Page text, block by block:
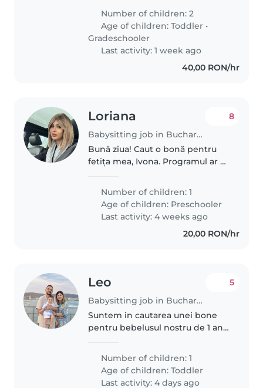
They only speak Portuguese, but
my older son knows how to use
ChatGPT to help with..
Number of children: 2
Age of children:Toddler •
Gradeschooler
Last activity: 1 week ago
40,00 RON/hr
Loriana
Babysitting job in Bucharest
8
Bună ziua! Caut o bonă pentru
fetița mea, Ivona. Programul ar fi
07:30 și 13:30. Responsabilitățile
sunt simple: * să o scoată puțin în
parc; *..
Number of children: 1
Age of children: Preschooler
Last activity: 4 weeks ago
20,00 RON/hr
Leo
Babysitting job in Bucharest
5
Suntem in cautarea unei bone
pentru bebelusul nostru de 1 an.
orele 8 - 16:00. Suntem interesati
doar de activitati de bona nu de
menaj. Ne intereseaza..
Number of children: 1
Age of children:Toddler
Last activity: 4 days ago